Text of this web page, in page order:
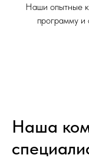
Наши опытные
программу и
Наша